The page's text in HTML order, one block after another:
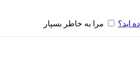
اید؟ مرا به خاطر بسپار